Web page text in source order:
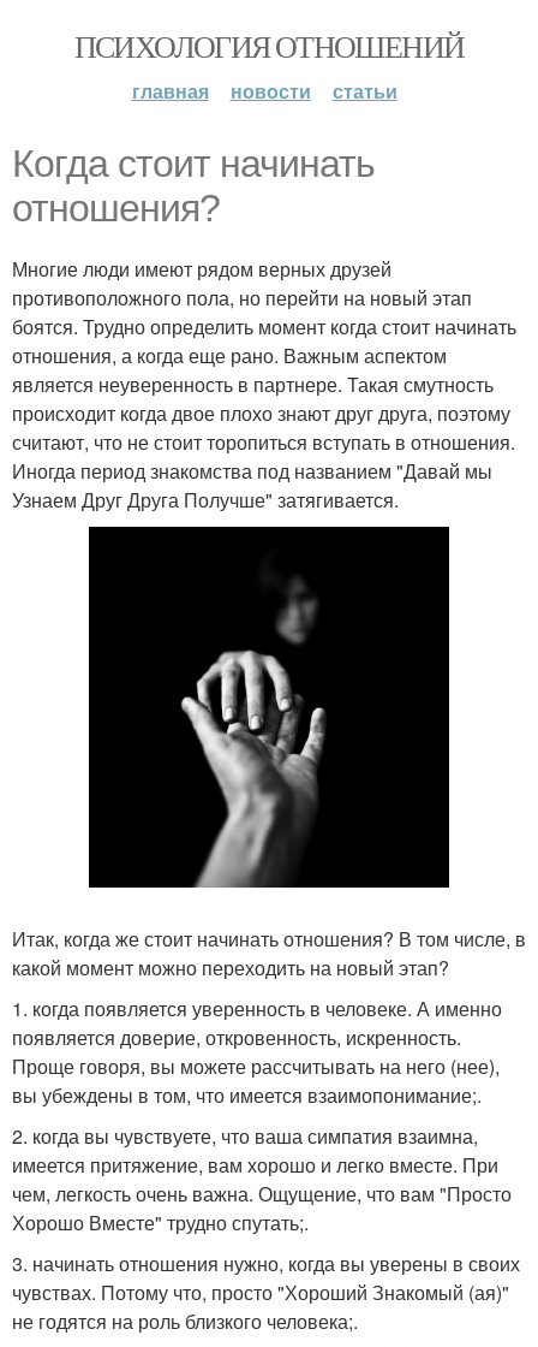
ПСИХОЛОГИЯ ОТНОШЕНИЙ
главная новости статьи
Когда стоит начинать
отношения?
Многие люди имеют рядом верных друзей
противоположного пола, но перейти на новый этап
боятся. Трудно определить момент когда стоит начинать
отношения, а когда еще рано. Важным аспектом
является неуверенность в партнере. Такая смутность
происходит когда двое плохо знают друг друга, поэтому
считают, что не стоит торопиться вступать в отношения.
Иногда период знакомства под названием "Давай мы
Узнаем Друг Друга Получше" затягивается.
Итак, когда же стоит начинать отношения? В том числе, в
какой момент можно переходить на новый этап?
1. когда появляется уверенность в человеке. А именно
появляется доверие, откровенность, искренность.
Проще говоря, вы можете рассчитывать на него (нее),
вы убеждены в том, что имеется взаимопонимание;.
2. когда вы чувствуете, что ваша симпатия взаимна,
имеется притяжение, вам хорошо и легко вместе. При
чем, легкость очень важна. Ощущение, что вам "Просто
Хорошо Вместе" трудно спутать;.
3. начинать отношения нужно, когда вы уверены в своих
чувствах. Потому что, просто "Хороший Знакомый (ая)"
не годятся на роль близкого человека;.